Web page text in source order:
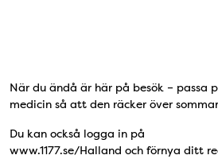
När du ändå är här på besök – passa
medicin så att den räcker över
Du kan också logga in på
www.1177.se/Halland och förnya ditt